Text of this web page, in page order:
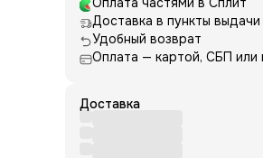
Доставка в пункты
Удобный возврат
Оплата — картой, СБП или
Доставка